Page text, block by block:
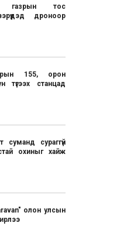
газрын тос
дроноор
155, орон
түгээх станцад
сураггүй
охиныг хайж
олон улсын